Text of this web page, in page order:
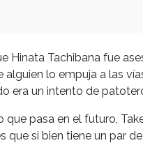
Hinata Tachibana fue
lo empuja a las
era un intento de
pasa en el futuro,
si bien tiene un par